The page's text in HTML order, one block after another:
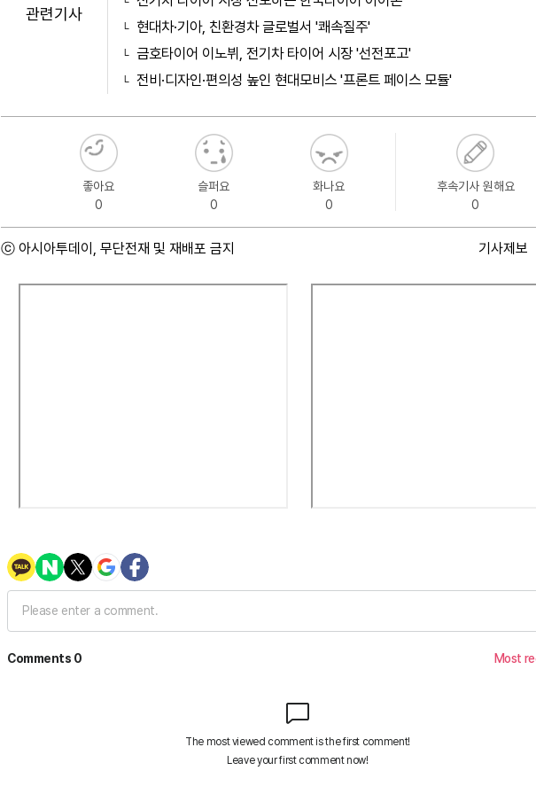
관련기사
현대차·기아, 친환경차 글로벌서 '쾌속질주'
금호타이어 이노뷔, 전기차 타이어 시장 '선전포고'
전비·디자인·편의성 높인 현대모비스 '프론트 페이스 모듈'
좋아요
0
슬퍼요
0
화나요
0
후속기사 원해요
0
ⓒ 아시아투데이, 무단전재 및 재배포 금지 기사제보